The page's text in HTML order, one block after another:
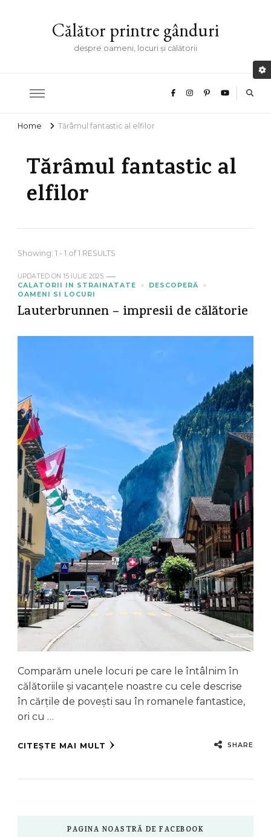
Călător printre gânduri
despre oameni, locuri și călătorii
Home Tărâmul fantastic al elfilor
Tărâmul fantastic al
elfilor
Showing: 1 - 1 of 1 RESULTS
UPDATED ON 15 IULIE 2025
CALATORII IN STRAINATATE
DESCOPERĂ
OAMENI SI LOCURI
Lauterbrunnen – impresii de călătorie
Comparăm unele locuri pe care le întâlnim în
călătoriile și vacanțele noastre cu cele descrise
în cărțile de povești sau în romanele fantastice,
ori cu …
CITEȘTE MAI MULT SHARE
PAGINA NOASTRĂ DE FACEBOOK